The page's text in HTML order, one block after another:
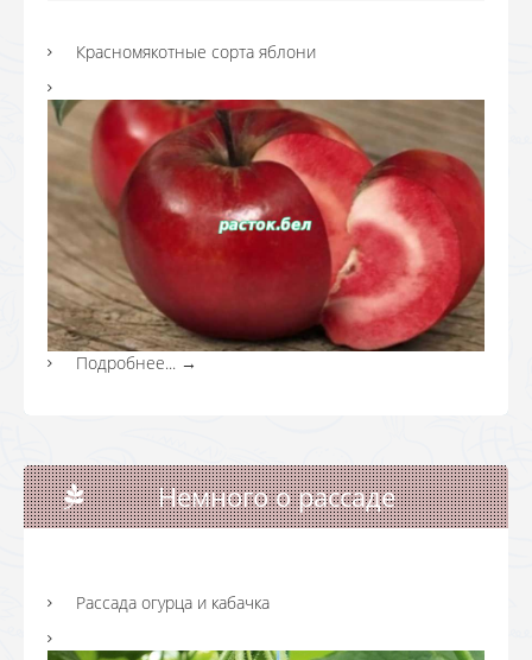
Красномякотные сорта яблони
Подробнее... →
Немного о рассаде
Рассада огурца и кабачка